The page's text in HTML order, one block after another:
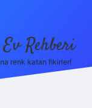
Ev Rehberi
renk katan fikirler!